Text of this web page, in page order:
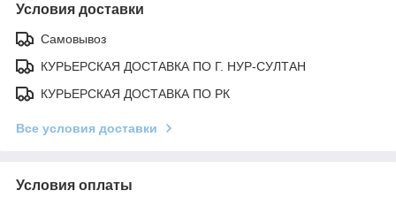
Условия доставки
Самовывоз
КУРЬЕРСКАЯ ДОСТАВКА ПО Г. НУР-СУЛТАН
КУРЬЕРСКАЯ ДОСТАВКА ПО РК
Все условия доставки
Условия оплаты